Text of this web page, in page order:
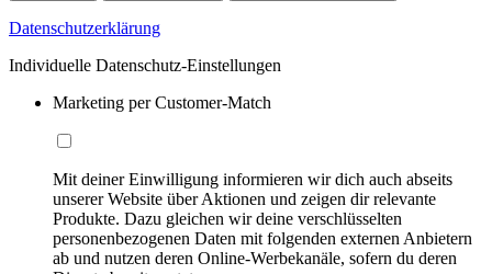
Datenschutzerklärung
Individuelle Datenschutz-Einstellungen
Marketing per Customer-Match
Mit deiner Einwilligung informieren wir dich auch abseits
unserer Website über Aktionen und zeigen dir relevante
Produkte. Dazu gleichen wir deine verschlüsselten
personenbezogenen Daten mit folgenden externen Anbietern
ab und nutzen deren Online-Werbekanäle, sofern du deren